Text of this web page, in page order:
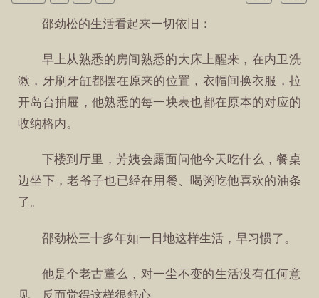
邵劲松的生活看起来一切依旧：
早上从熟悉的房间熟悉的大床上醒来，在内卫洗
漱，牙刷牙缸都摆在原来的位置，衣帽间换衣服，拉
开岛台抽屉，他熟悉的每一块表也都在原本的对应的
收纳格内。
下楼到厅里，芳姨会露面问他今天吃什么，餐桌
边坐下，老爷子也已经在用餐、喝粥吃他喜欢的油条
了。
邵劲松三十多年如一日地这样生活，早习惯了。
他是个老古董么，对一尘不变的生活没有任何意